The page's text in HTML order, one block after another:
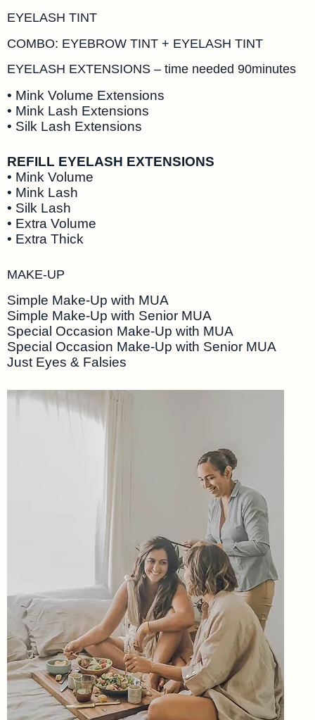
EYELASH TINT
COMBO: EYEBROW TINT + EYELASH TINT
EYELASH EXTENSIONS – time needed 90minutes
• Mink Volume Extensions
• Mink Lash Extensions
• Silk Lash Extensions
REFILL EYELASH EXTENSIONS
• Mink Volume
• Mink Lash
• Silk Lash
• Extra Volume
• Extra Thick
MAKE-UP
Simple Make-Up with MUA
Simple Make-Up with Senior MUA
Special Occasion Make-Up with MUA
Special Occasion Make-Up with Senior MUA
Just Eyes & Falsies